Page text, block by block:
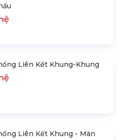
Liên Kết Khung-Khung
Liên Kết Khung - Màn